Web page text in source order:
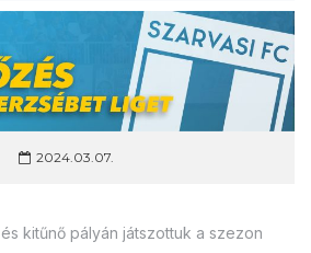
2024.03.07.
kitűnő pályán játszottuk a szezon